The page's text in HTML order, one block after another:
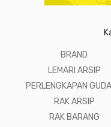
BRAND
LEMARI ARSIP
PERLENGKAPAN
RAK ARSIP
RAK BARANG